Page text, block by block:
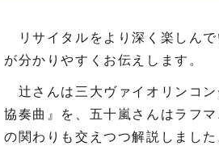
リサイタルをより深く楽しん
が分かりやすくお伝えします。
辻󠄀さんは三大ヴァイオリンコ
協奏曲』を、五十嵐さんはラフ
の関わりも交えつつ解説しました